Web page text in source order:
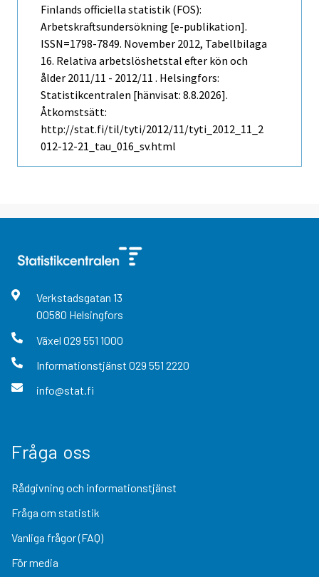
Finlands officiella statistik (FOS):
Arbetskraftsundersökning [e-publikation].
ISSN=1798-7849. November 2012, Tabellbilaga
16. Relativa arbetslöshetstal efter kön och
ålder 2011/11 - 2012/11 . Helsingfors:
Statistikcentralen [hänvisat: 8.8.2026].
Åtkomstsätt:
http://stat.fi/til/tyti/2012/11/tyti_2012_11_2
012-12-21_tau_016_sv.html
Verkstadsgatan 13
00580 Helsingfors
Växel 029 551 1000
Informationstjänst 029 551 2220
info@stat.fi
Fråga oss
Rådgivning och informationstjänst
Fråga om statistik
Vanliga frågor (FAQ)
För media